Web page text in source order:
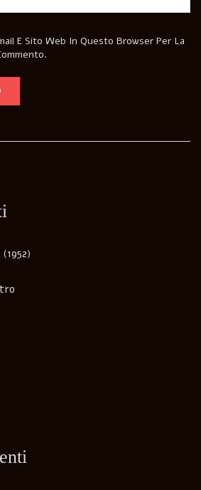
E Sito Web In Questo Browser Per La